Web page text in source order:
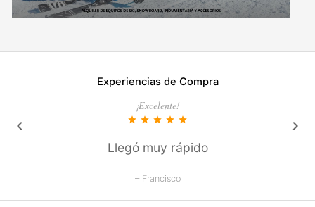
Experiencias de Compra
¡Excelente!
star star star star star
Llegó muy rápido
– Francisco
keyboard_arrow_left keyboard_arrow_right